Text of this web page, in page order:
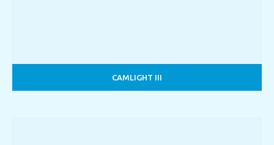
CAMLIGHT III